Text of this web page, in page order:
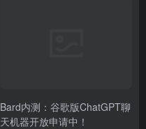
Bard内测：谷歌版ChatGPT聊
天机器开放申请中！